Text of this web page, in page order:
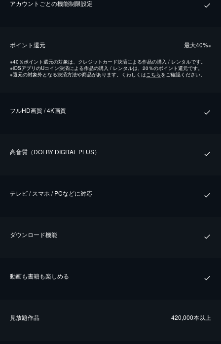
アカウントごとの機能制限設定
ポイント還元 最⼤40%※
※40％ポイント還元の対象は、クレジットカード決済による作品の購入 / レンタルです。
※iOSアプリのUコイン決済による作品の購入 / レンタルは、20％のポイント還元です。
※還元の対象外となる決済方法や商品があります。くわしくはこちらをご確認ください。
フルHD画質 / 4K画質
⾼⾳質（DOLBY DIGITAL PLUS）
テレビ / スマホ / PCなどに対応
ダウンロード機能
動画も書籍も楽しめる
⾒放題作品 420,000本以上